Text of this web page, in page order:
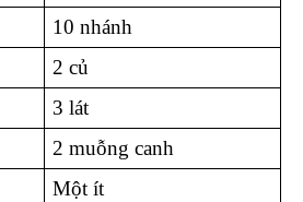
10 nhánh
2 củ
3 lát
2 muỗng canh
Một ít